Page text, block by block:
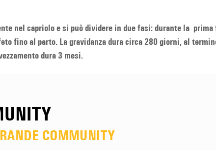
nel capriolo e si può dividere in due fasi: durante la
fino al parto. La gravidanza dura circa 280 giorni, al
dura 3 mesi.
COMMUNITY